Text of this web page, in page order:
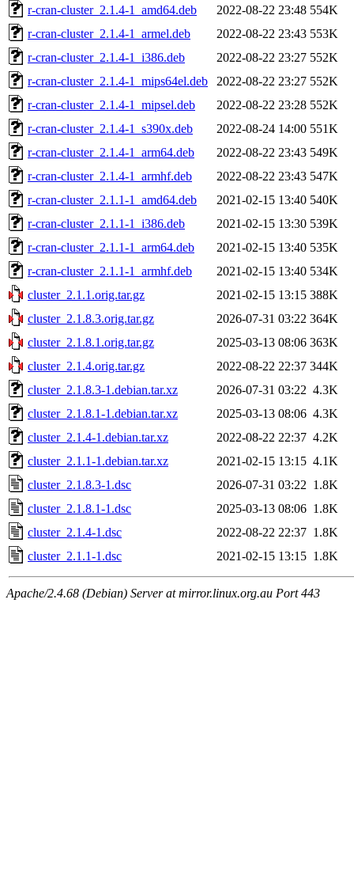
r-cran-cluster_2.1.4-1_amd64.deb
2022-08-22 23:48 554K
r-cran-cluster_2.1.4-1_armel.deb
2022-08-22 23:43 553K
r-cran-cluster_2.1.4-1_i386.deb
2022-08-22 23:27 552K
r-cran-cluster_2.1.4-1_mips64el.deb
2022-08-22 23:27 552K
r-cran-cluster_2.1.4-1_mipsel.deb
2022-08-22 23:28 552K
r-cran-cluster_2.1.4-1_s390x.deb
2022-08-24 14:00 551K
r-cran-cluster_2.1.4-1_arm64.deb
2022-08-22 23:43 549K
r-cran-cluster_2.1.4-1_armhf.deb
2022-08-22 23:43 547K
r-cran-cluster_2.1.1-1_amd64.deb
2021-02-15 13:40 540K
r-cran-cluster_2.1.1-1_i386.deb
2021-02-15 13:30 539K
r-cran-cluster_2.1.1-1_arm64.deb
2021-02-15 13:40 535K
r-cran-cluster_2.1.1-1_armhf.deb
2021-02-15 13:40 534K
cluster_2.1.1.orig.tar.gz
2021-02-15 13:15 388K
cluster_2.1.8.3.orig.tar.gz
2026-07-31 03:22 364K
cluster_2.1.8.1.orig.tar.gz
2025-03-13 08:06 363K
cluster_2.1.4.orig.tar.gz
2022-08-22 22:37 344K
cluster_2.1.8.3-1.debian.tar.xz
2026-07-31 03:22 4.3K
cluster_2.1.8.1-1.debian.tar.xz
2025-03-13 08:06 4.3K
cluster_2.1.4-1.debian.tar.xz
2022-08-22 22:37 4.2K
cluster_2.1.1-1.debian.tar.xz
2021-02-15 13:15 4.1K
cluster_2.1.8.3-1.dsc
2026-07-31 03:22 1.8K
cluster_2.1.8.1-1.dsc
2025-03-13 08:06 1.8K
cluster_2.1.4-1.dsc
2022-08-22 22:37 1.8K
cluster_2.1.1-1.dsc
2021-02-15 13:15 1.8K
Apache/2.4.68 (Debian) Server at mirror.linux.org.au Port 443